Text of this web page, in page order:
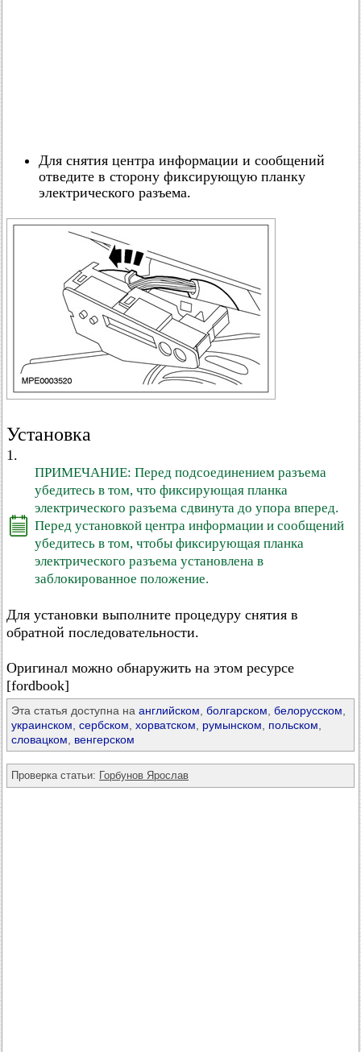
Для снятия центра информации и сообщений
отведите в сторону фиксирующую планку
электрического разъема.
Установка
1.
ПРИМЕЧАНИЕ: Перед подсоединением разъема
убедитесь в том, что фиксирующая планка
электрического разъема сдвинута до упора вперед.
Перед установкой центра информации и сообщений
убедитесь в том, чтобы фиксирующая планка
электрического разъема установлена в
заблокированное положение.
Для установки выполните процедуру снятия в
обратной последовательности.
Оригинал можно обнаружить на этом ресурсе
[fordbook]
Эта статья доступна на английском болгарском белорусском
украинском сербском хорватском румынском польском
словацком
венгерском
Проверка статьи: Горбунов Ярослав